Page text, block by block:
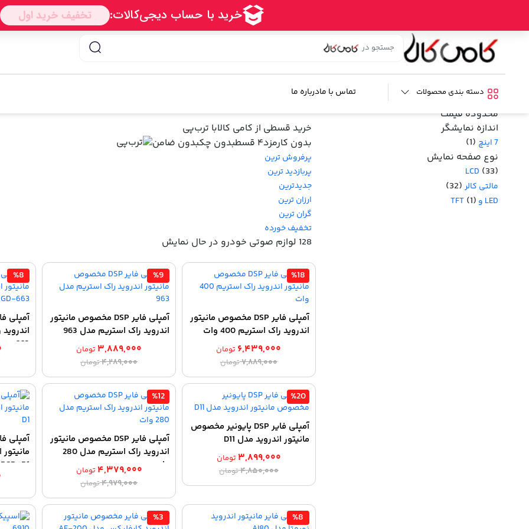
دسته بندی محصولات تماس با مادرباره ما
ضبط و پخش
لوازم صوتی خودرو
فیلترها :
محدوده قیمت
اندازه نمایشگر
7 اینچ
(1)
نوع صفحه نمایش
LCD (33)
مالتی کالر (32)
LED و TFT (1)
خرید قسطی از کامی کالابا ترب‌پی
بدون کارمزد۴ قسط بدون چکبدون ضامن
پرفروش ترین
پربازدید ترین
جدیدترین
ارزان ترین
گران ترین
تخفیف خورده
128 لوازم صوتی خودرو در حال نمایش
%18
آمپلی فایر DSP مخصوص مانیتور
اندروید راک استریم 400 وات
۷,۸۸۹,۰۰۰تومان
قیمت
اصلی:
۷,۸۸۹,۰۰۰ تومان
بود.
۶,۴۳۹,۰۰۰ تومان
قیمت
فعلی:
۶,۴۳۹,۰۰۰ تومان.
%9
آمپلی فایر DSP مخصوص مانیتور
اندروید راک استریم مدل 963
۴,۲۸۹,۰۰۰تومان
قیمت
اصلی:
۴,۲۸۹,۰۰۰ تومان
بود.
۳,۸۸۹,۰۰۰ تومان
قیمت
فعلی:
۳,۸۸۹,۰۰۰ تومان.
%8
663
%20
آمپلی فایر DSP پایونیر مخصوص
مانیتور اندروید مدل D11
۴,۸۵۰,۰۰۰تومان
قیمت
اصلی:
بود.
۳,۸۹۹,۰۰۰ تومان
قیمت
فعلی:
%12
آمپلی فایر DSP مخصوص مانیتور
اندروید راک استریم مدل 280
وات
۴,۹۷۹,۰۰۰تومان
قیمت
اصلی:
۴,۹۷۹,۰۰۰ تومان
بود.
۴,۳۷۹,۰۰۰ تومان
قیمت
فعلی:
۴,۳۷۹,۰۰۰ تومان.
آمپلی
DSP-D1
%8
%3